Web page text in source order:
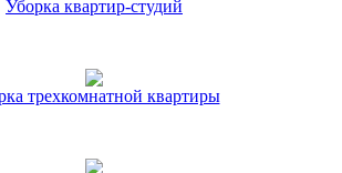
Уборка квартир-студий
трехкомнатной квартиры